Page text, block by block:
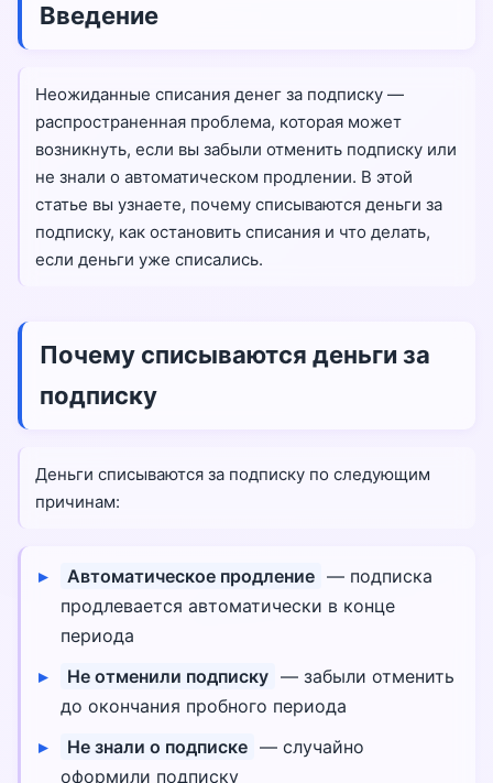
Введение
Неожиданные списания денег за подписку —
распространенная проблема, которая может
возникнуть, если вы забыли отменить подписку или
не знали о автоматическом продлении. В этой
статье вы узнаете, почему списываются деньги за
подписку, как остановить списания и что делать,
если деньги уже списались.
Почему списываются деньги за
подписку
Деньги списываются за подписку по следующим
причинам:
Автоматическое продление — подписка
продлевается автоматически в конце
периода
Не отменили подписку — забыли отменить
до окончания пробного периода
Не знали о подписке — случайно
оформили подписку